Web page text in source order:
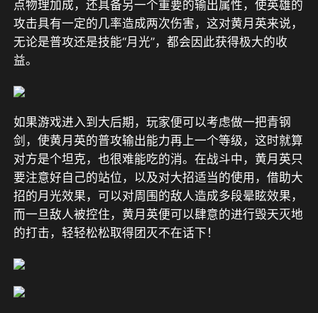
点物理加成，还具备另一个重要的输出属性，使英雄的
攻击具有一定的几率造成两次伤害，这对黄月英来说，
无论是普攻还是技能“月光”，都会因此获得极大的收
益。
如果游戏进入到大后期，玩家便可以考虑做一把青钢
剑，使黄月英的普攻输出能力再上一个等级，这时就算
对方是个坦克，也很难能吃的消。在战斗中，黄月英只
要注意好自己的站位，以及对大招适当的使用，借助大
招的月光效果，可以对周围的敌人造成多段晕眩效果，
而一旦敌人被控住，黄月英便可以肆意的进行毁天灭地
的打击，轻轻松松取得团灭不在话下！